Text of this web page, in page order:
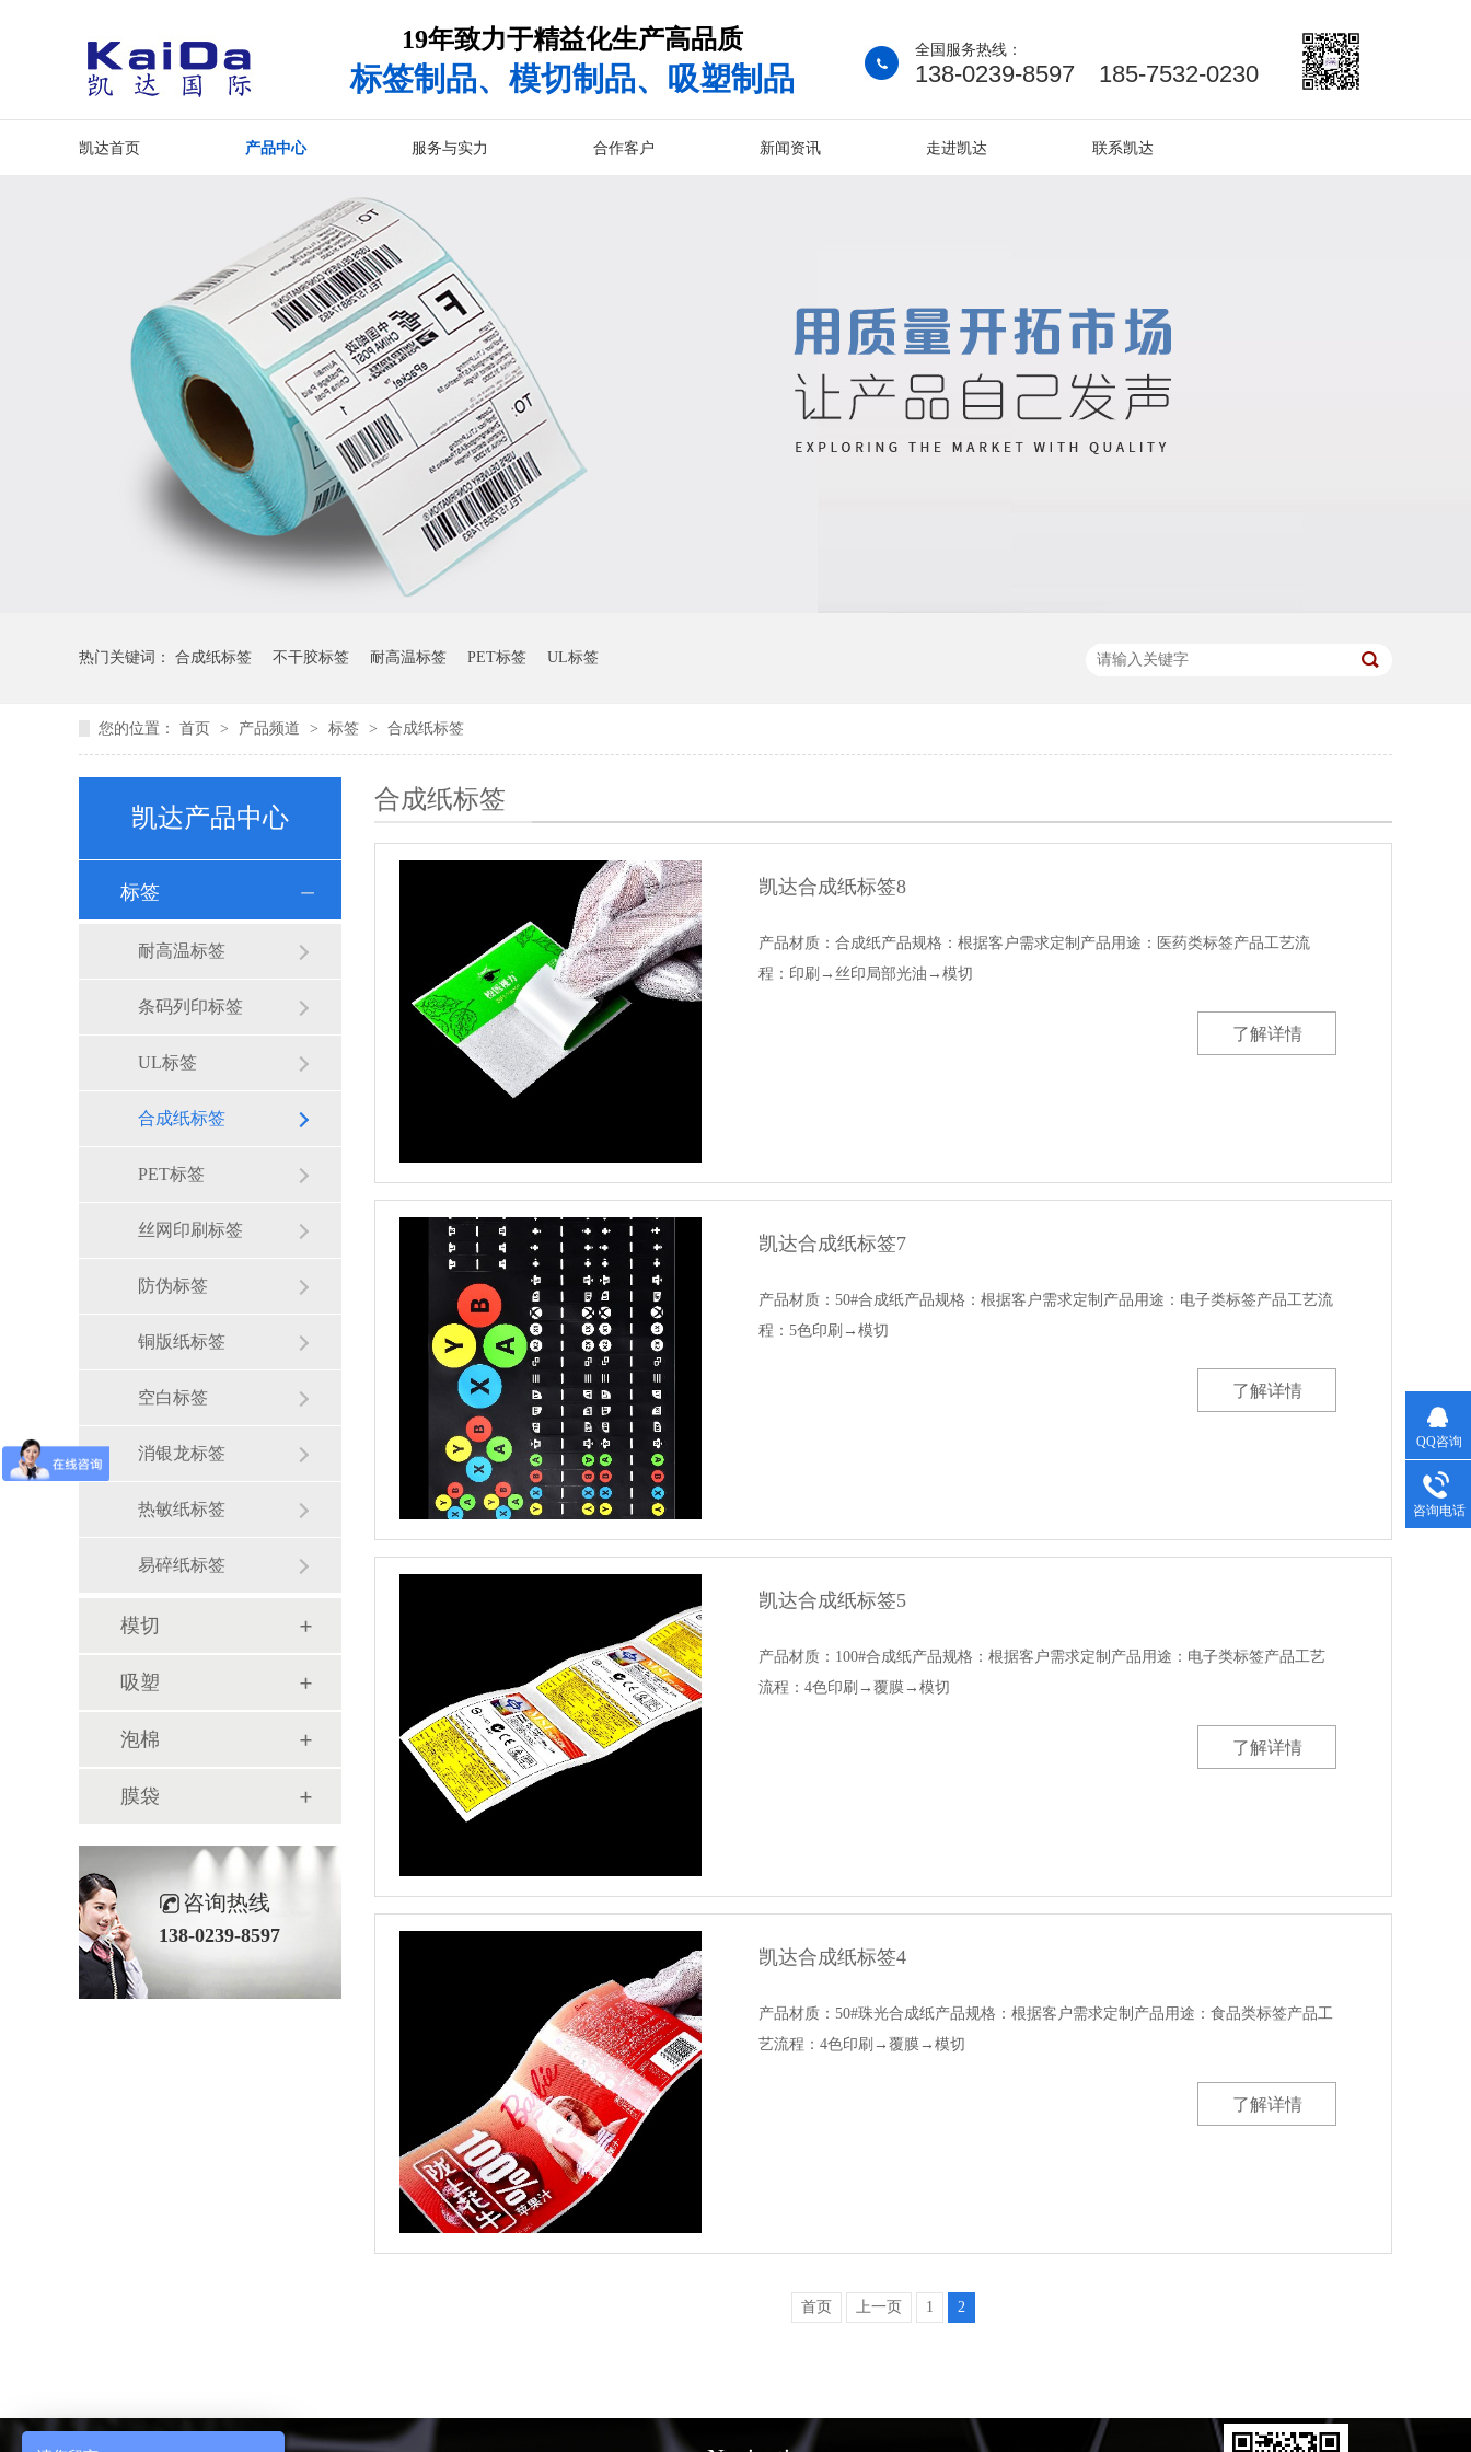
19年致力于精益化生产高品质
标签制品、模切制品、吸塑制品
全国服务热线：
138-0239-8597 185-7532-0230
凯达首页 产品中心 服务与实力 合作客户 新闻资讯 走进凯达 联系凯达
热门关键词： 合成纸标签 不干胶标签 耐高温标签 PET标签 UL标签
您的位置： 首页 > 产品频道 > 标签 > 合成纸标签
凯达产品中心
标签
耐高温标签
条码列印标签
UL标签
合成纸标签
PET标签
丝网印刷标签
防伪标签
铜版纸标签
空白标签
消银龙标签
热敏纸标签
易碎纸标签
模切
吸塑
泡棉
膜袋
咨询热线
138-0239-8597
合成纸标签
凯达合成纸标签8
产品材质：合成纸产品规格：根据客户需求定制产品用途：医药类标签产品工艺流
程：印刷→丝印局部光油→模切
了解详情
凯达合成纸标签7
产品材质：50#合成纸产品规格：根据客户需求定制产品用途：电子类标签产品工艺流
程：5色印刷→模切
了解详情
凯达合成纸标签5
产品材质：100#合成纸产品规格：根据客户需求定制产品用途：电子类标签产品工艺
流程：4色印刷→覆膜→模切
了解详情
凯达合成纸标签4
产品材质：50#珠光合成纸产品规格：根据客户需求定制产品用途：食品类标签产品工
艺流程：4色印刷→覆膜→模切
了解详情
首页 上一页 1 2
QQ咨询
咨询电话